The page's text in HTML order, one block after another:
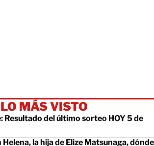
LO MÁS VISTO
Resultado del último sorteo HOY 5 de
Helena, la hija de Elize Matsunaga, dónde